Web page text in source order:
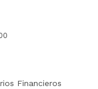
Financieros